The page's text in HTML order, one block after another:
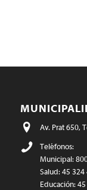
Av. Prat 650,
Teléfonos:
Municipal:
Salud: 45 324
Educación: